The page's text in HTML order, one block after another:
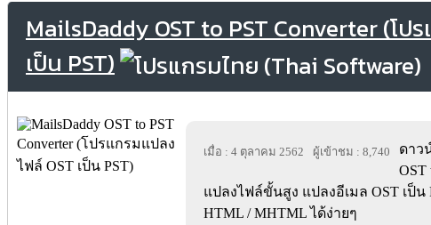
MailsDaddy OST to PST Converter (โป
เป็น PST)
เมื่อ : 4 ตุลาคม 2562 ผู้เข้าชม : 8,740
ดาว
OST
แปลงไฟล์ขั้นสูง แปลงอีเมล OST เป็น
HTML / MHTML ได้ง่ายๆ